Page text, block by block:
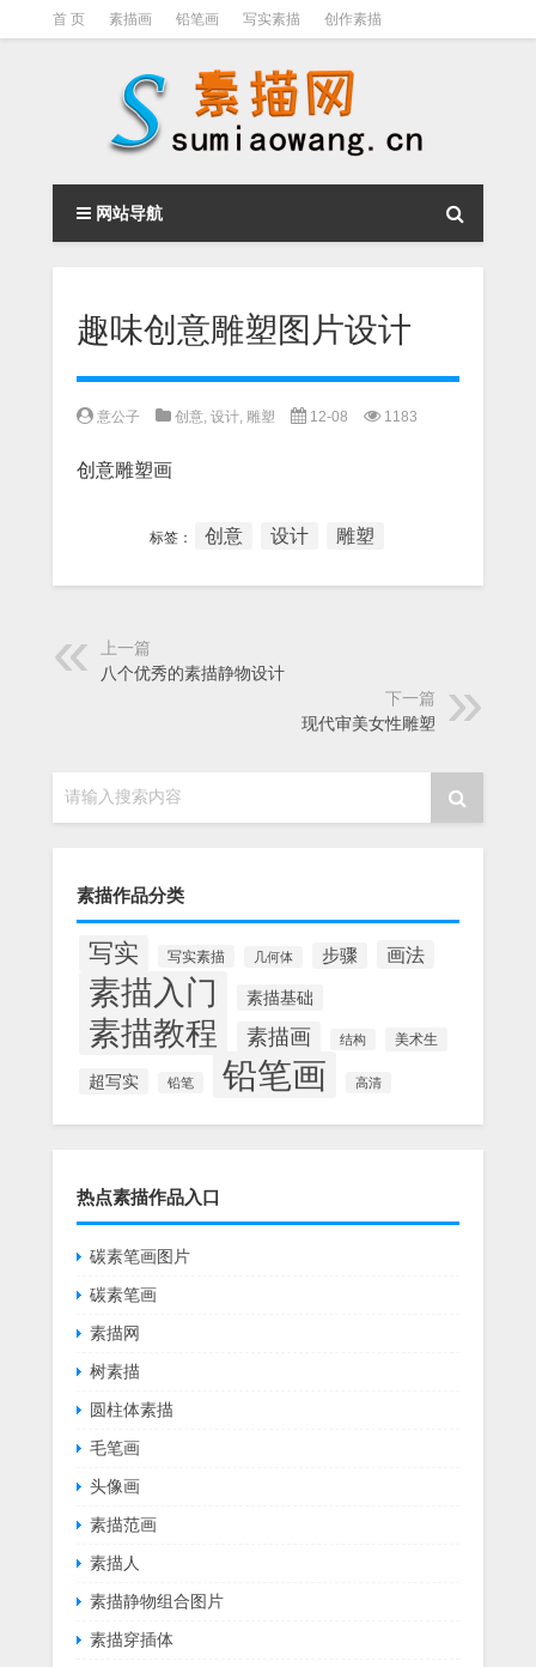
首 页 素描画 铅笔画 写实素描 创作素描
素描视频教程
网站导航
趣味创意雕塑图片设计
意公子 创意, 设计, 雕塑 12-08 1183
创意雕塑画
标签： 创意 设计 雕塑
上一篇
八个优秀的素描静物设计
下一篇
现代审美女性雕塑
请输入搜索内容
素描作品分类
写实 写实素描 几何体 步骤 画法
素描入门 素描基础
素描教程 素描画 结构 美术生
超写实 铅笔 铅笔画 高清
热点素描作品入口
碳素笔画图片
碳素笔画
素描网
树素描
圆柱体素描
毛笔画
头像画
素描范画
素描人
素描静物组合图片
素描穿插体